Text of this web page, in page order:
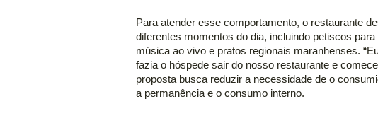
Para atender esse comportamento, o restaurante
diferentes momentos do dia, incluindo petiscos
música ao vivo e pratos regionais maranhenses.
fazia o hóspede sair do nosso restaurante e
proposta busca reduzir a necessidade de o
a permanência e o consumo interno.